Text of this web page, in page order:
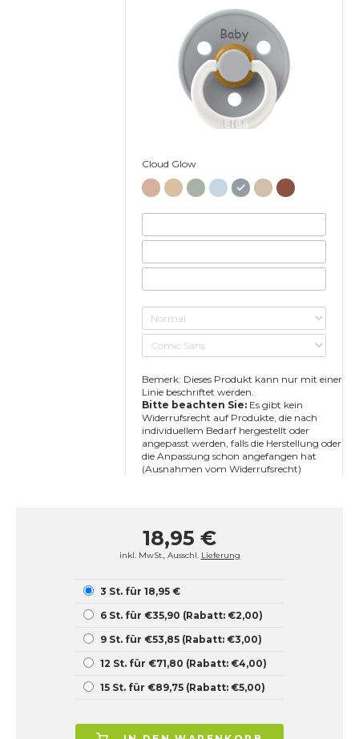
Baby
Cloud Glow
Bemerk: Dieses Produkt kann nur mit einer
Linie beschriftet werden.
Bitte beachten Sie: Es gibt kein
Widerrufsrecht auf Produkte, die nach
individuellem Bedarf hergestellt oder
angepasst werden, falls die Herstellung oder
die Anpassung schon angefangen hat
(Ausnahmen vom Widerrufsrecht)
18,95 €
inkl. MwSt., Ausschl. Lieferung
3 St. für 18,95 €
6 St. für €35,90 (Rabatt: €2,00)
9 St. für €53,85 (Rabatt: €3,00)
12 St. für €71,80 (Rabatt: €4,00)
15 St. für €89,75 (Rabatt: €5,00)